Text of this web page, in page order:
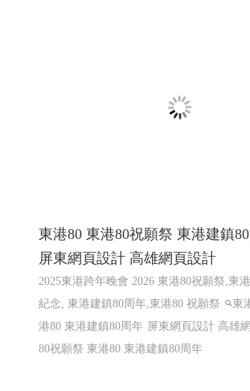
東港80 東港80祝願祭 東港建鎮
屏東網頁設計 高雄網頁設計
2025東港跨年晚會 2026 東港80祝願祭,東
紀念, 東港建鎮80周年,東港80 祝願祭
東
港80 東港建鎮80周年 屏東網頁設計 高雄
80祝願祭 東港80 東港建鎮80周年